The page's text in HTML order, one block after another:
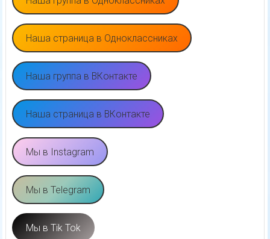
Наша страница в Одноклассниках
Наша группа в ВКонтакте
Наша страница в ВКонтакте
Мы в Instagram
Мы в Telegram
Мы в Tik Tok